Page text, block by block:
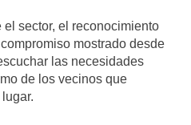
sector, el reconocimiento
mostrado desde
las necesidades
de los vecinos que